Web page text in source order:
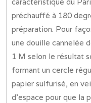
préchauffé à 180
préparation. Pour
une douille cannelée
1 M selon le résultat
formant un cercle
papier sulfurisé, en
d’espace pour que la